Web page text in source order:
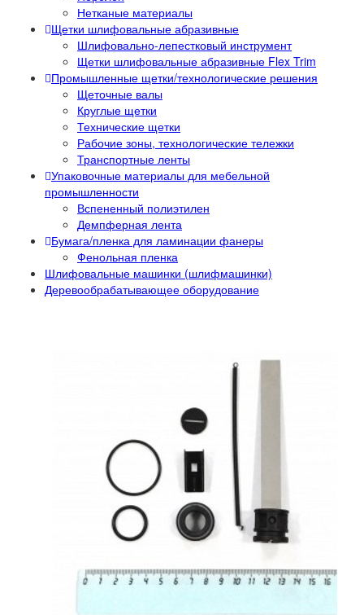
Нетканые материалы
Щетки шлифовальные абразивные
Шлифовально-лепестковый инструмент
Щетки шлифовальные абразивные Flex Trim
Промышленные щетки/технологические решения
Щеточные валы
Круглые щетки
Технические щетки
Рабочие зоны, технологические тележки
Транспортные ленты
Упаковочные материалы для мебельной
промышленности
Вспененный полиэтилен
Демпферная лента
Бумага/пленка для ламинации фанеры
Фенольная пленка
Шлифовальные машинки (шлифмашинки)
Деревообрабатывающее оборудование